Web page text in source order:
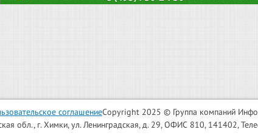
соглашениеCopyright 2025 © Группа компаний
г. Химки, ул. Ленинградская, д. 29, ОФИС 810, 141402,